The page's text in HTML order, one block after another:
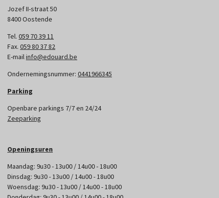
Jozef II-straat 50
8400 Oostende
Tel. 059 70 39 11
Fax. 059 80 37 82
E-mailinfo@edouard.be
Ondernemingsnummer: 0441966345
Parking
Openbare parkings 7/7 en 24/24
Zeeparking
Openingsuren
Maandag: 9u30 - 13u00 / 14u00 - 18u00
Dinsdag: 9u30 - 13u00 / 14u00 - 18u00
Woensdag: 9u30 - 13u00 / 14u00 - 18u00